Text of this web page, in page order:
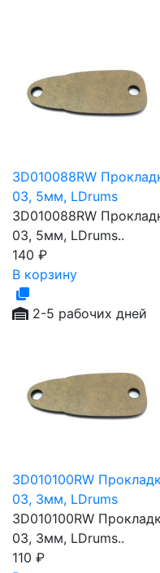
3D010088RW
03, 5мм, LDrums
3D010088RW
03, 5мм, LDrums..
140 ₽
В корзину
2-5 рабочих дней
3D010100RW
03, 3мм, LDrums
3D010100RW
03, 3мм, LDrums..
110 ₽